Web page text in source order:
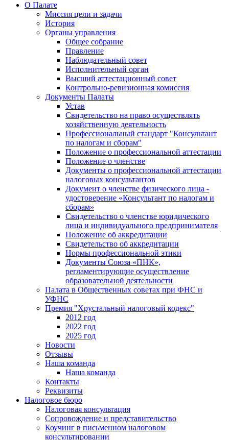
О Палате
Миссия цели и задачи
История
Органы управления
Общее собрание
Правление
Наблюдательный совет
Исполнительный орган
Высший аттестационный совет
Контрольно-ревизионная комиссия
Документы Палаты
Устав
Свидетельство на право осуществлять
хозяйственную деятельность
Профессиональный стандарт "Консультант
по налогам и сборам"
Положение о профессиональной аттестации
Положение о членстве
Документы о профессиональной аттестации
налоговых консультантов
Документ о членстве физического лица -
удостоверение «Консультант по налогам и
сборам»
Свидетельство о членстве юридического
лица и индивидуального предпринимателя
Положение об аккредитации
Свидетельство об аккредитации
Нормы профессиональной этики
Документы Союза «ПНК»,
регламентирующие осуществление
образовательной деятельности
Палата в Общественных советах при ФНС и
УФНС
Премия "Хрустальный налоговый кодекс"
2012 год
2022 год
2025 год
Новости
Отзывы
Наша команда
Наша команда
Контакты
Реквизиты
Налоговое бюро
Налоговая консультация
Cопровождение и представительство
Коучинг в письменном налоговом
консультировании